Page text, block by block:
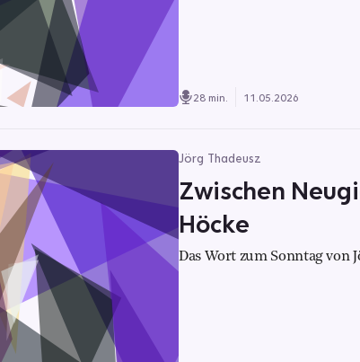
28 min. 11.05.2026
Jörg Thadeusz
Zwischen
Höcke
Das Wort zum Sonntag von